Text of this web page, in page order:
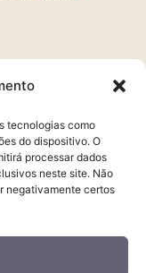
tecnologias como
do dispositivo. O
processar dados
neste site. Não
negativamente certos